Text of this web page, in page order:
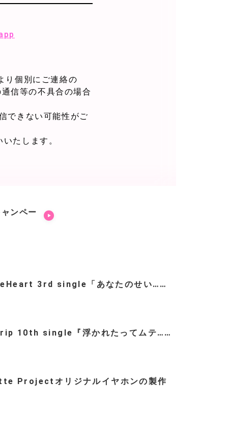
個別にご連絡の
信等の不具合の場合
できない可能性がご
たします。
ンペー
3rd single「あなたのせい……
10th single『浮かれたってムテ……
Projectオリジナルイヤホンの製作